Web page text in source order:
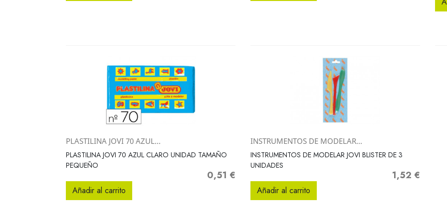
Vista rápida
PLASTILINA JOVI 70 AZUL...
PLASTILINA JOVI 70 AZUL CLARO UNIDAD TAMAÑO
PEQUEÑO
Precio
0,51 €
Añadir al carrito
Vista rápida
INSTRUMENTOS DE MODELAR...
INSTRUMENTOS DE MODELAR JOVI BLISTER DE 3
UNIDADES
Precio
1,52 €
Añadir al carrito